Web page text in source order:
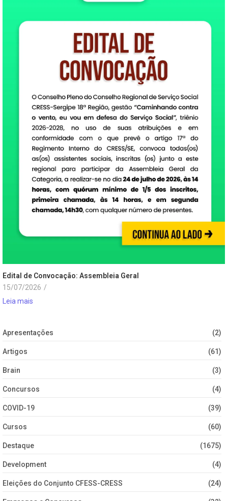
Edital de Convocação: Assembleia Geral
15/07/2026 /
Leia mais
Apresentações (2)
Artigos (61)
Brain (3)
Concursos (4)
COVID-19 (39)
Cursos (60)
Destaque (1675)
Development (4)
Eleições do Conjunto CFESS-CRESS (24)